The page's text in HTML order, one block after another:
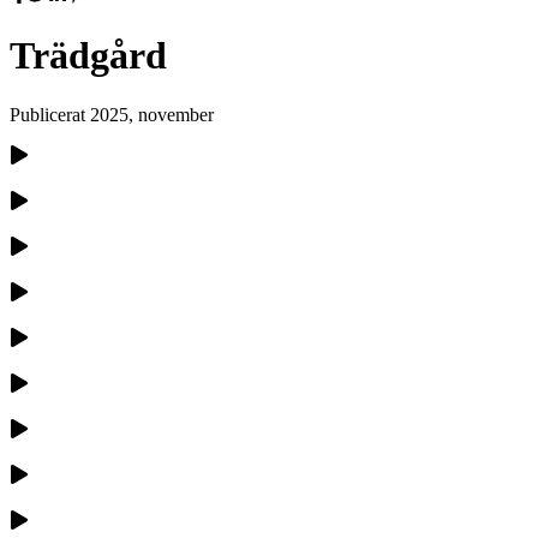
Trädgård
Publicerat 2025, november